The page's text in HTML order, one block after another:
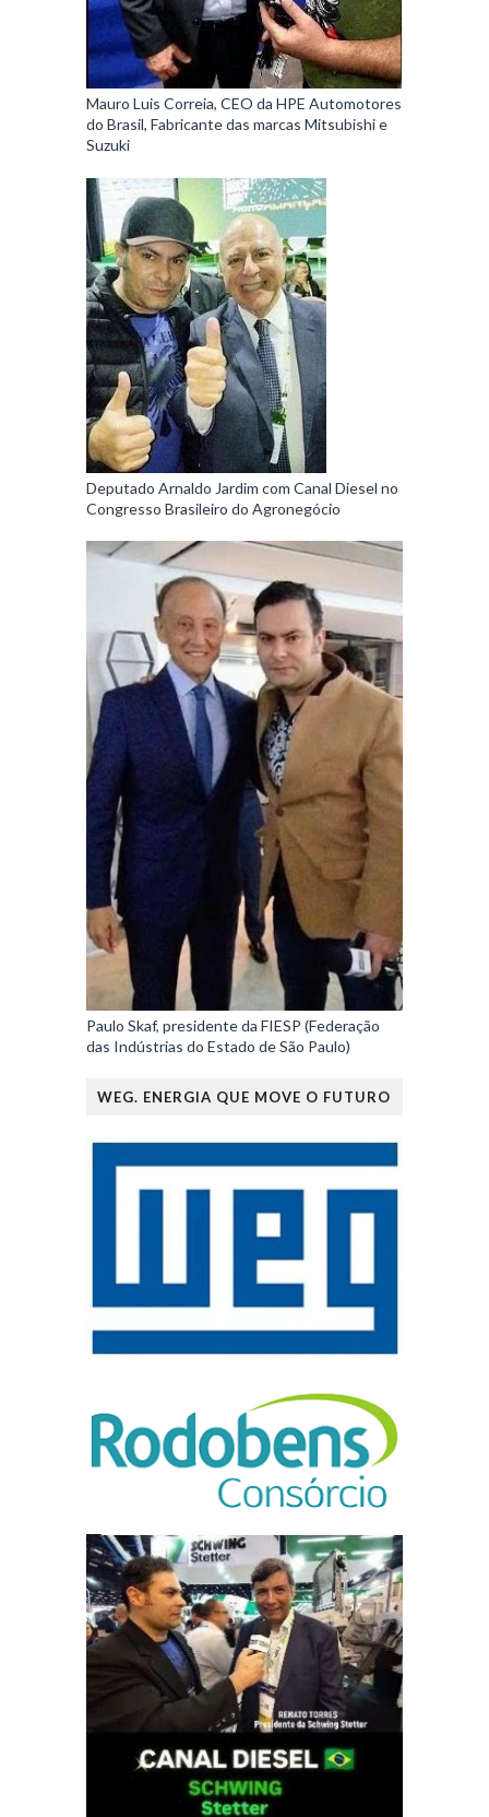
Mauro Luis Correia, CEO da HPE Automotores
do Brasil, Fabricante das marcas Mitsubishi e
Suzuki
Deputado Arnaldo Jardim com Canal Diesel no
Congresso Brasileiro do Agronegócio
Paulo Skaf, presidente da FIESP (Federação
das Indústrias do Estado de São Paulo)
WEG. ENERGIA QUE MOVE O FUTURO